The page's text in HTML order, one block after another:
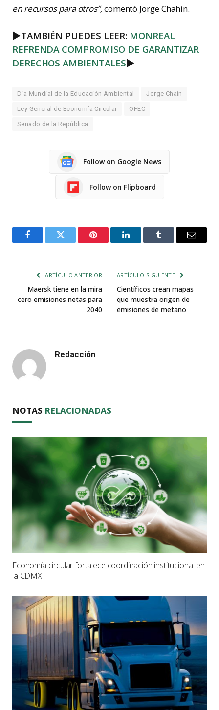
en recursos para otros”,comentó Jorge Chahin.
►TAMBIÉN PUEDES LEER: MONREAL
REFRENDA COMPROMISO DE GARANTIZAR
DERECHOS AMBIENTALES►
Día Mundial de la Educación Ambiental Jorge Chaín
Ley General de Economía Circular OFEC
Senado de la República
Follow on Google News
Follow on Flipboard
FacebookTwitter Pinterest LinkedInTumblr Email
ARTÍCULO ANTERIOR
Maersk tiene en la mira
cero emisiones netas para
2040
ARTÍCULO SIGUIENTE
Científicos crean mapas
que muestra origen de
emisiones de metano
Redacción
NOTAS RELACIONADAS
Economía circular fortalece coordinación institucional en
la CDMX